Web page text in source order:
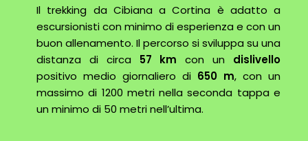
Il trekking da Cibiana a Cortina è adatto a
escursionisti con minimo di esperienza e con un
buon allenamento. Il percorso si sviluppa su una
distanza di circa 57 km con un dislivello
positivo medio giornaliero di 650 m, con un
massimo di 1200 metri nella seconda tappa e
un minimo di 50 metri nell’ultima.